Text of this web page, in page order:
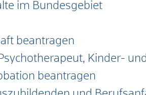
im Bundesgebiet
beantragen
Kinder-
beantragen